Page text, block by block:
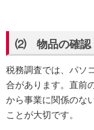
⑵ 物品の確認
税務調査では、パソ
合があります。直前
から事業に関係のな
ことが大切です。